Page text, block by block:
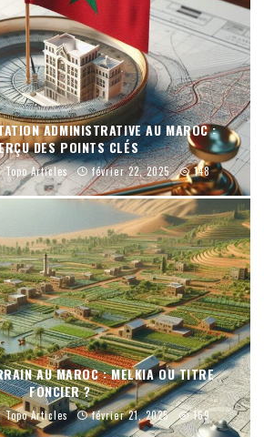
ADMINISTRATIVE AU MAROC :
DES POINTS CLÉS
Topo Articles février 22, 2025 148
AU MAROC : MELKIA OU TITRE
FONCIER ?
Topo Articles février 21, 2025 169